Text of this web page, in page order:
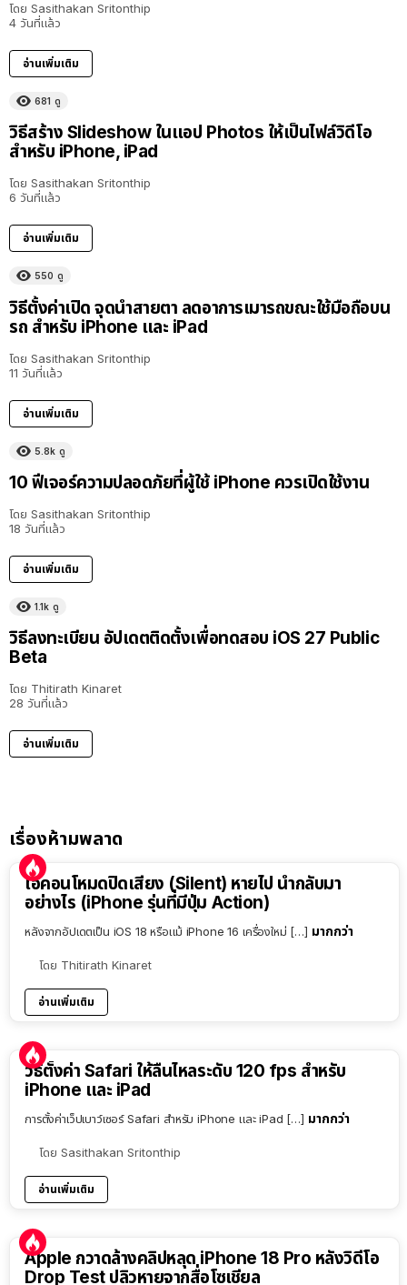
โดย Sasithakan Sritonthip
4 วันที่แล้ว
อ่านเพิ่มเติม
681 ดู
วิธีสร้าง Slideshow ในแอป Photos ให้เป็นไฟล์วิดีโอ
สำหรับ iPhone, iPad
โดย Sasithakan Sritonthip
6 วันที่แล้ว
อ่านเพิ่มเติม
550 ดู
วิธีตั้งค่าเปิด จุดนำสายตา ลดอาการเมารถขณะใช้มือถือบน
รถ สำหรับ iPhone และ iPad
โดย Sasithakan Sritonthip
11 วันที่แล้ว
อ่านเพิ่มเติม
5.8k ดู
10 ฟีเจอร์ความปลอดภัยที่ผู้ใช้ iPhone ควรเปิดใช้งาน
โดย Sasithakan Sritonthip
18 วันที่แล้ว
อ่านเพิ่มเติม
1.1k ดู
วิธีลงทะเบียน อัปเดตติดตั้งเพื่อทดสอบ iOS 27 Public
Beta
โดย Thitirath Kinaret
28 วันที่แล้ว
อ่านเพิ่มเติม
เรื่องห้ามพลาด
ไอคอนโหมดปิดเสียง (Silent) หายไป นำกลับมา
อย่างไร (iPhone รุ่นที่มีปุ่ม Action)
หลังจากอัปเดตเป็น iOS 18 หรือแม้ iPhone 16 เครื่องใหม่ […] มากกว่า
โดย Thitirath Kinaret
อ่านเพิ่มเติม
วิธีตั้งค่า Safari ให้ลื่นไหลระดับ 120 fps สำหรับ
iPhone และ iPad
การตั้งค่าเว็ปเบาว์เซอร์ Safari สำหรับ iPhone และ iPad […] มากกว่า
โดย Sasithakan Sritonthip
อ่านเพิ่มเติม
Apple กวาดล้างคลิปหลุด iPhone 18 Pro หลังวิดีโอ
Drop Test ปลิวหายจากสื่อโซเชียล